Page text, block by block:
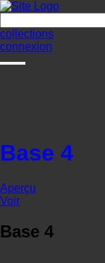
collections
connexion
Base 4
Aperçu
Voir
Base 4